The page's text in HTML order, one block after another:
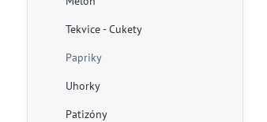
Tekvice - Cukety
Papriky
Uhorky
Patizóny